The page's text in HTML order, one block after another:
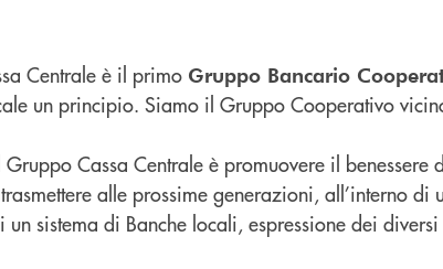
Centrale è il primo Gruppo Bancario
un principio. Siamo il Gruppo Cooperativo
Cassa Centrale è promuovere il
alle prossime generazioni, all’interno
un sistema di Banche locali, espressione dei